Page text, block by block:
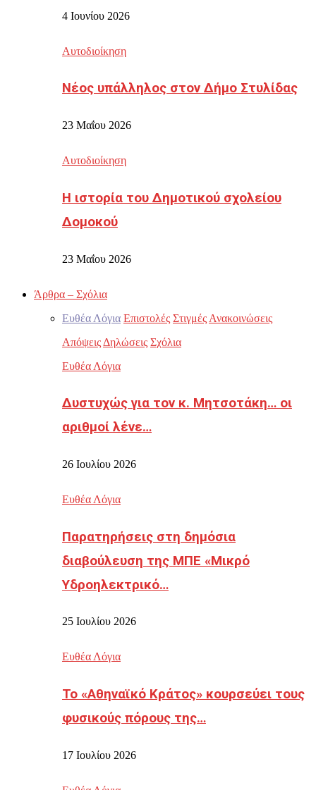
4 Ιουνίου 2026
Αυτοδιοίκηση
Νέος υπάλληλος στον Δήμο Στυλίδας
23 Μαΐου 2026
Αυτοδιοίκηση
Η ιστορία του Δημοτικού σχολείου
Δομοκού
23 Μαΐου 2026
Άρθρα – Σχόλια
Ευθέα Λόγια Επιστολές Στιγμές Ανακοινώσεις
Απόψεις Δηλώσεις Σχόλια
Ευθέα Λόγια
Δυστυχώς για τον κ. Μητσοτάκη… οι
αριθμοί λένε…
26 Ιουλίου 2026
Ευθέα Λόγια
Παρατηρήσεις στη δημόσια
διαβούλευση της ΜΠΕ «Μικρό
Υδροηλεκτρικό…
25 Ιουλίου 2026
Ευθέα Λόγια
Το «Αθηναϊκό Κράτος» κουρσεύει τους
φυσικούς πόρους της…
17 Ιουλίου 2026